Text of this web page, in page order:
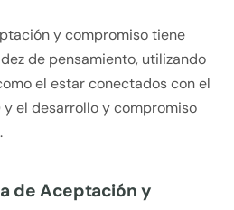
y compromiso tiene
de pensamiento, utilizando
el estar conectados con el
el desarrollo y compromiso
de Aceptación y